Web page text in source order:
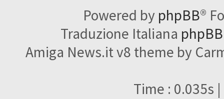
Powered by phpBB®
Traduzione Italiana
Amiga News.it v8 theme by
Time : 0.035s